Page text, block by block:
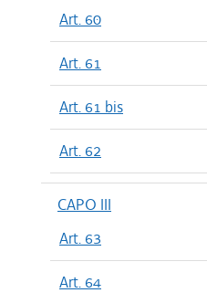
Art. 60
Art. 61
Art. 61 bis
Art. 62
CAPO III
Art. 63
Art. 64